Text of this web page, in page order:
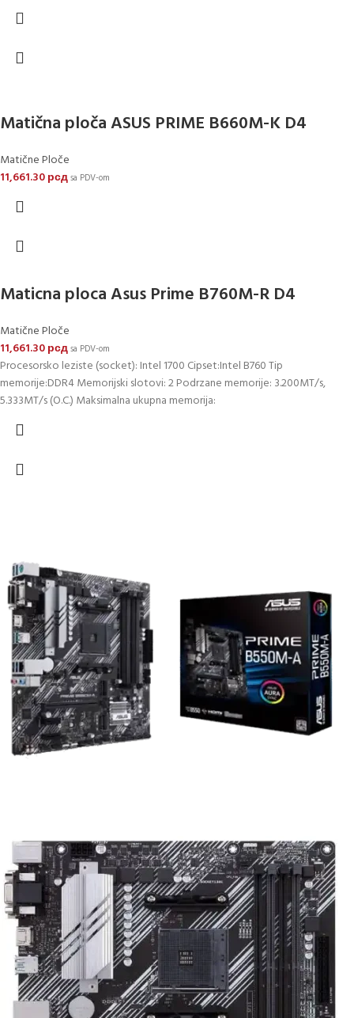
Matična ploča ASUS PRIME B660M-K D4
Matične Ploče
11,661.30рсдsa PDV-om
Maticna ploca Asus Prime B760M-R D4
Matične Ploče
11,661.30рсдsa PDV-om
Procesorsko leziste (socket): Intel 1700 Cipset:Intel B760 Tip
memorije:DDR4 Memorijski slotovi: 2 Podrzane memorije: 3.200MT/s,
5.333MT/s (O.C.) Maksimalna ukupna memorija: